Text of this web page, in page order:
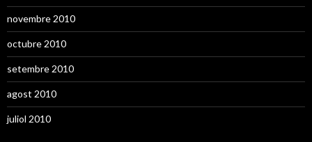
novembre 2010
octubre 2010
setembre 2010
agost 2010
juliol 2010